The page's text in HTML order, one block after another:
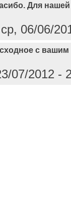
Для нашей
ср, 06/06/
с вашим
07/2012 -